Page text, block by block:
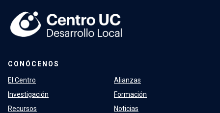
CONÓCENOS
El Centro
Investigación
Recursos
Alianzas
Formación
Noticias